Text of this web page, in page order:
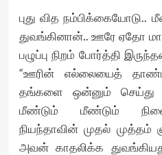
புது வித
துவங்கினான்.. ஊரே ஏதோ
பழுப்பு நிறம் போர்த்தி
“ஊரின் எல்லையைத்
தங்களை ஒன்னும் செய்து
மீண்டும் மீண்டும்
நியந்தாவின் முதல் முத்தம்
அவன் காதலிக்க